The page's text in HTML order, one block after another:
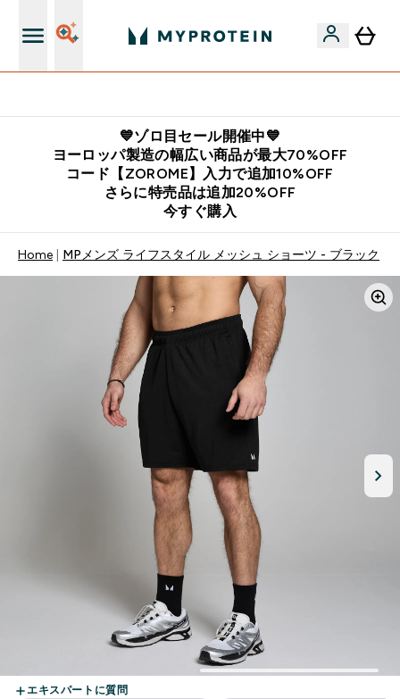
💙ゾロ目セール開催中💙
ヨーロッパ製造の幅広い商品が最大70%OFF
コード【ZOROME】入力で追加10%OFF
さらに特売品は追加20%OFF
今すぐ購入
Home MPメンズ ライフスタイル メッシュ ショーツ - ブラック